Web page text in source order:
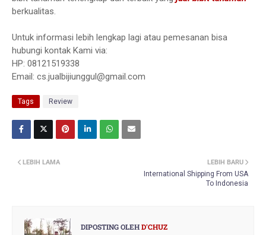
berkualitas.
Untuk informasi lebih lengkap lagi atau pemesanan bisa
hubungi kontak Kami via:
HP: 08121519338
Email: cs.jualbijiunggul@gmail.com
Tags Review
LEBIH BARU
International Shipping From USA
To Indonesia
LEBIH LAMA
DIPOSTING OLEHD'CHUZ